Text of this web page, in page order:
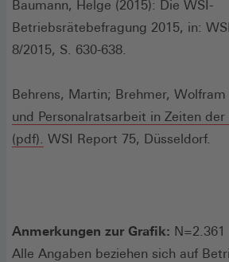
Baumann, Helge (2015): Die WSI-
Betriebsrätebefragung 2015, in:
8/2015, S. 630-638.
Behrens, Martin; Brehmer, Wolfram
und Personalratsarbeit in Zeiten der
(pdf). (Öffnet
Fenster)
WSI Report 75, Düsseldorf.
Anmerkungen zur Grafik: N=2.361
Alle Angaben beziehen sich auf